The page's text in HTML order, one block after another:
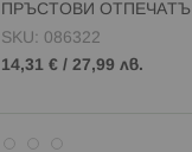
ПРЪСТОВИ
SKU: 086322
14,31 € / 27,99 лв.